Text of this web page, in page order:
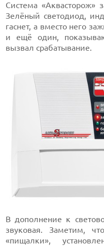
Система «Аквасторож»
Зелёный светодиод,
гаснет, а вместо него
и ещё один,
вызвал срабатывание.
В дополнение к
звуковая. Заметим,
«пищалки»,